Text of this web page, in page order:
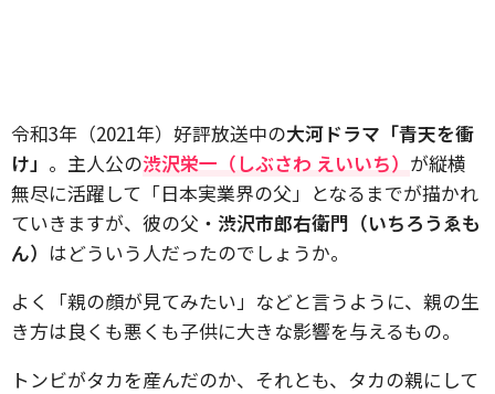
令和3年（2021年）好評放送中の大河ドラマ「青天を衝
け」 。主人公の渋沢栄一（しぶさわ えいいち） が縦横
無尽に活躍して「日本実業界の父」となるまでが描かれ
ていきますが、彼の父・ 渋沢市郎右衛門（いちろうゑも
ん） はどういう人だったのでしょうか。
よく「親の顔が見てみたい」などと言うように、親の生
き方は良くも悪くも子供に大きな影響を与えるもの。
トンビがタカを産んだのか、それとも、タカの親にして